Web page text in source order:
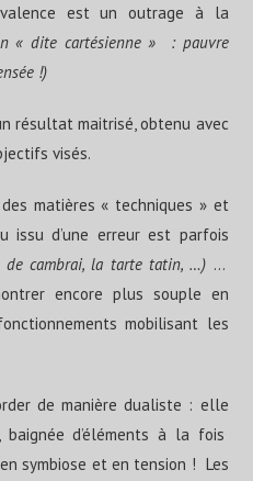
est un outrage à la
« dite cartésienne » : pauvre
!)
résultat maitrisé, obtenu avec
visés.
matières « techniques » et
issu d’une erreur est parfois
de cambrai, la tarte tatin, …) …
encore plus souple en
mobilisant les
de manière dualiste : elle
d’éléments à la fois
symbiose et en tension ! Les